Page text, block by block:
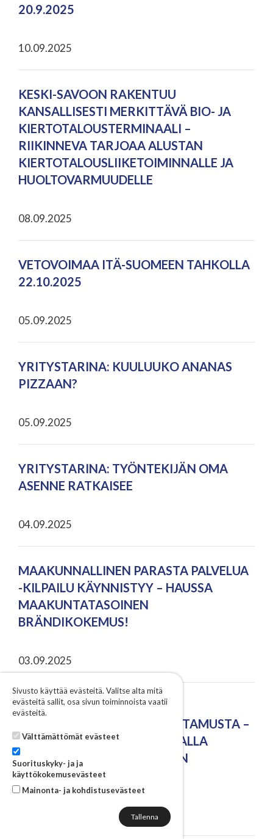
20.9.2025
10.09.2025
KESKI-SAVOON RAKENTUU
KANSALLISESTI MERKITTÄVÄ BIO- JA
KIERTOTALOUSTERMINAALI –
RIIKINNEVA TARJOAA ALUSTAN
KIERTOTALOUSLIIKETOIMINNALLE JA
HUOLTOVARMUUDELLE
08.09.2025
VETOVOIMAA ITÄ-SUOMEEN TAHKOLLA
22.10.2025
05.09.2025
YRITYSTARINA: KUULUUKO ANANAS
PIZZAAN?
05.09.2025
YRITYSTARINA: TYÖNTEKIJÄN OMA
ASENNE RATKAISEE
04.09.2025
MAAKUNNALLINEN PARASTA PALVELUA
-KILPAILU KÄYNNISTYY – HAUSSA
MAAKUNTATASOINEN
BRÄNDIKOKEMUS!
03.09.2025
YRITYSTARINA: TOIVOA,
YHTEISÖLLISYYTTÄ JA LUOTTAMUSTA –
KOLARINPELLON MARJATILALLA
VILJELLÄÄN MUUTAKIN KUIN
MANSIKOITA
Sivusto käyttää evästeitä. Valitse alta mitä
evästeitä sallit, osa sivun toiminnoista vaatii
evästeitä.
Välttämättömät evästeet
Suorituskyky- ja ja
käyttökokemusevästeet
Mainonta- ja kohdistusevästeet